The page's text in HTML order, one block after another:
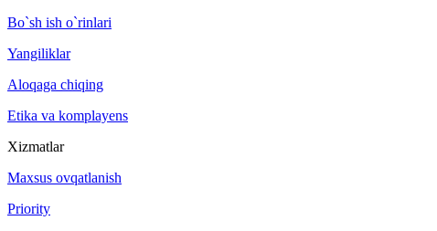
Bo`sh ish o`rinlari
Yangiliklar
Aloqaga chiqing
Etika va komplayens
Xizmatlar
Maxsus ovqatlanish
Priority